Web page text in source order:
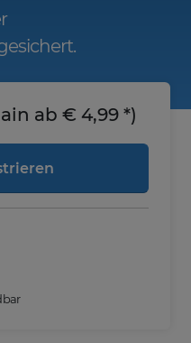
ab € 4,99 *)